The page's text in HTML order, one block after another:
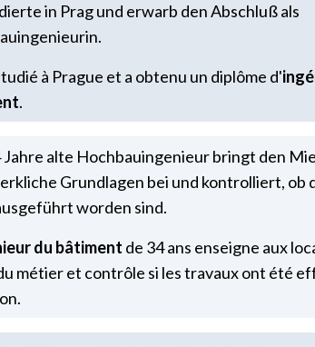
in Prag und erwarb den Abschluß als
à Prague et a obtenu un diplôme d'
.
Jahre alte Hochbauingenieur bringt den
Grundlagen bei und kontrolliert, ob
worden sind.
du bâtiment de 34 ans enseigne aux
métier et contrôle si les travaux ont été